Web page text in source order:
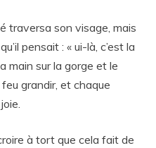
traversa son visage, mais
pensait : « ui-là, c’est la
main sur la gorge et le
grandir, et chaque
à tort que cela fait de